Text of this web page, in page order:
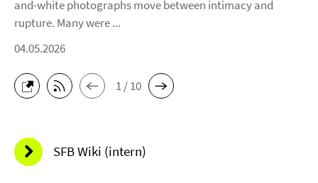
and-white photographs move between intimacy and
rupture. Many were ...
04.05.2026
1 / 10
SFB Wiki (intern)